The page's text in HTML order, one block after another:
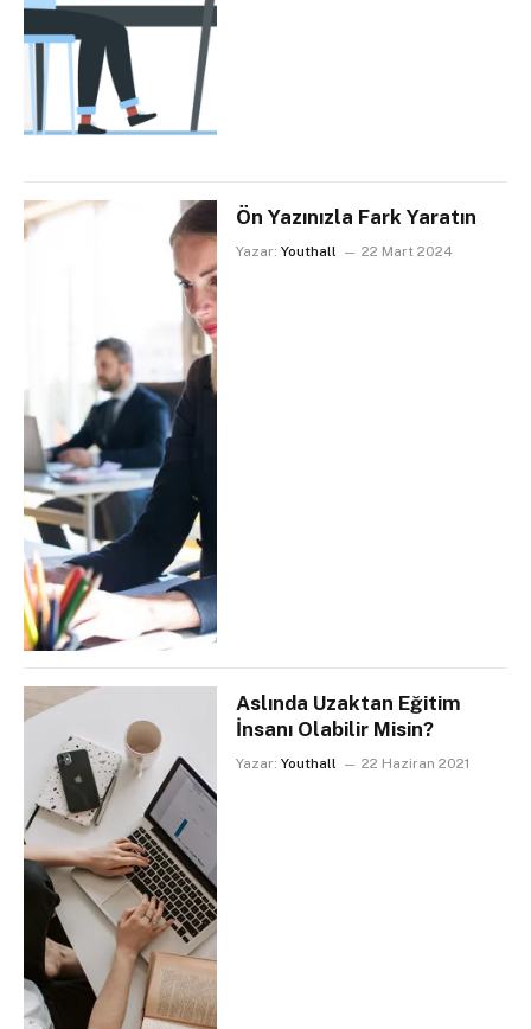
Ön Yazınızla Fark Yaratın
Yazar: Youthall 22 Mart 2024
Aslında Uzaktan Eğitim
İnsanı Olabilir Misin?
Yazar: Youthall 22 Haziran 2021